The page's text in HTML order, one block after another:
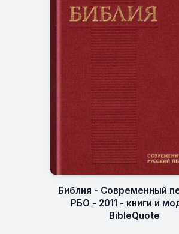
Библия - Современный
РБО - 2011 - книги и
BibleQuote